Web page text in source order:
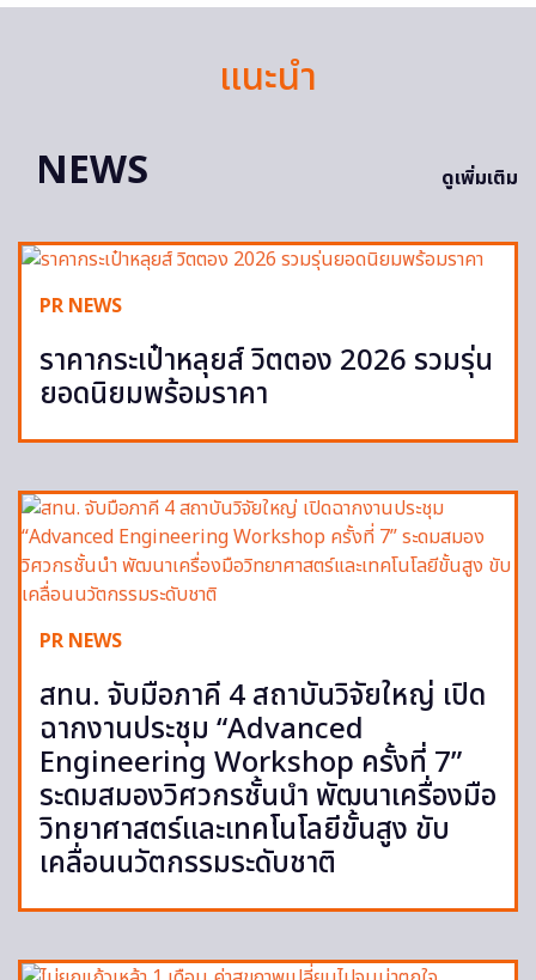
แนะนำ
NEWS
ดูเพิ่มเติม
PR NEWS
ราคากระเป๋าหลุยส์ วิตตอง 2026 รวมรุ่น
ยอดนิยมพร้อมราคา
PR NEWS
สทน. จับมือภาคี 4 สถาบันวิจัยใหญ่ เปิด
ฉากงานประชุม “Advanced
Engineering Workshop ครั้งที่ 7”
ระดมสมองวิศวกรชั้นนำ พัฒนาเครื่องมือ
วิทยาศาสตร์และเทคโนโลยีขั้นสูง ขับ
เคลื่อนนวัตกรรมระดับชาติ